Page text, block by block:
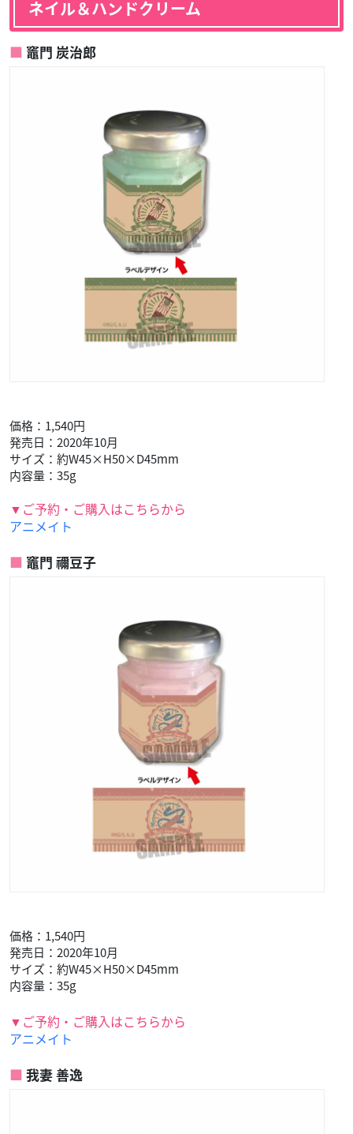
ネイル＆ハンドクリーム
竈門 炭治郎
価格：1,540円
発売日：2020年10月
サイズ：約W45×H50×D45mm
内容量：35g
▼ご予約・ご購入はこちらから
アニメイト
竈門 禰豆子
価格：1,540円
発売日：2020年10月
サイズ：約W45×H50×D45mm
内容量：35g
▼ご予約・ご購入はこちらから
アニメイト
我妻 善逸